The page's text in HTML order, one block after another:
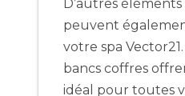
D’autres
peuvent
votre spa
bancs coffres
idéal pour toutes